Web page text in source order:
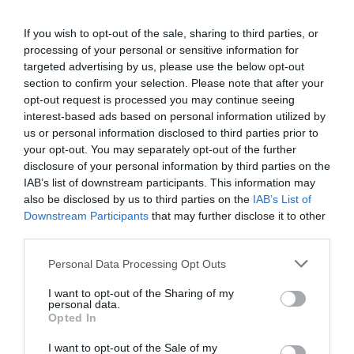
If you wish to opt-out of the sale, sharing to third parties, or
processing of your personal or sensitive information for
targeted advertising by us, please use the below opt-out
section to confirm your selection. Please note that after your
opt-out request is processed you may continue seeing
interest-based ads based on personal information utilized by
us or personal information disclosed to third parties prior to
your opt-out. You may separately opt-out of the further
disclosure of your personal information by third parties on the
IAB’s list of downstream participants. This information may
also be disclosed by us to third parties on the IAB’s List of
Downstream Participants that may further disclose it to other
Please note that this website/app uses one or more Google
not limited to your visit or usage behaviour. You may click to
grant or deny consent to Google and its third-party tags to
use your data for below specified purposes in below Google
consent section.
Personal Data Processing Opt Outs
I want to opt-out of the Sharing of my
personal data.
Opted In
I want to opt-out of the Sale of my
lehetővé teszi a prémium árazást, vidéken más a képlet.
„A vidéki vendéglátóhelyek esetében a profit alapját a hazai
vendégek, a belföldi turizmus adja. Mivel a magyar turisták
fogyasztói kosara és a szórakozásra szánt összeg korlátozott, ezért
a vidéki gasztroegységek nehezebb helyzetben vannak. Vidéken
egy olyan étterem, amely Michelin- vagy Bib Gourmand-
minősítéssel rendelkezik, a helyi piac igényeihez igazítva jól
működtethető, de csak akkor, ha a magyar vendégek által való
foglaltság már önmagában biztosítja a folyamatos profitot”
vásárlóerejéhez. Míg a belvárosi éttermek a külföldi, devizában
közösséget célozzák meg, addig vidéken, a magyar turisták
körében az áraknak a fogyasztói kosárhoz kell igazodniuk.
Vidéken egy 80 ezer forintos vacsorát egyszerűen nehezebb